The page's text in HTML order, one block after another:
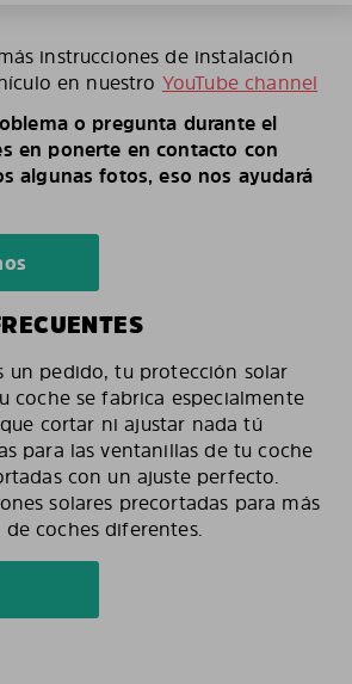
instrucciones de instalación
en nuestro YouTube channel
o pregunta durante el
en ponerte en contacto con
algunas fotos, eso nos ayudará
un pedido, tu protección solar
coche se fabrica especialmente
cortar ni ajustar nada tú
para las ventanillas de tu coche
con un ajuste perfecto.
solares precortadas para más
coches diferentes.